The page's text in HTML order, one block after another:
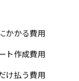
かかる費用
ト作成費用
け払う費用